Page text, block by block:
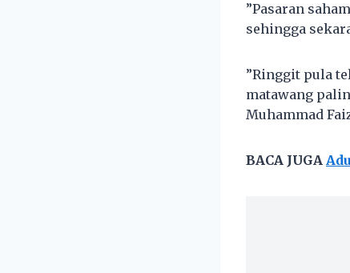
”Pasaran
sehingga
”Ringgit pula
matawang
Muhammad
BACA JUGA